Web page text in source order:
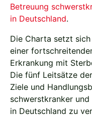
Betreuung
in Deutschland.
Die Charta setzt
einer
Erkrankung mit
Die fünf Leitsätze
Ziele und
schwerstkranker
in Deutschland zu